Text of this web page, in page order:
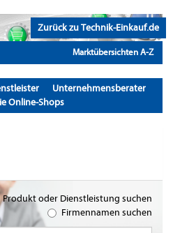
Zurück zu Technik-Einkauf.de
Marktübersichten A-Z
Unternehmensberater
Online-Shops
Produkt oder Dienstleistung suchen
Firmennamen suchen